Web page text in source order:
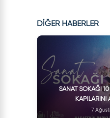
DİĞER HABERLER
SANAT SOKAĞI 10
KAPILARINI
7